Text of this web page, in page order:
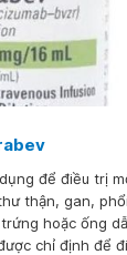
để điều trị
thận, gan,
hoặc ống
chỉ định để